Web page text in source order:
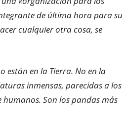
de última hora para su
cualquier otra cosa, se
están en la Tierra. No en la
inmensas, parecidas a los
Son los pandas más